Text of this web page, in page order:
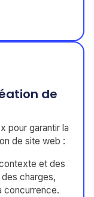
de
pour garantir la
de site web :
et des
charges,
concurrence.